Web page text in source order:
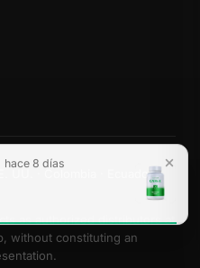
hace 8 días
UU. · Colombia · Ecuador
as authorized distributors at
without constituting an